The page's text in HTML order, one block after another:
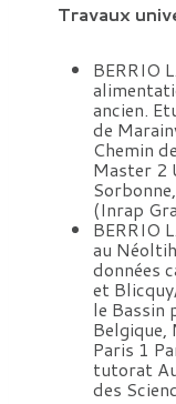
Travaux
BERRIO
ancien.
de
Chemin
Master 2
(Inrap
BERRIO
au
données
et
le Bassin
Belgique,
Paris 1
tutorat
des